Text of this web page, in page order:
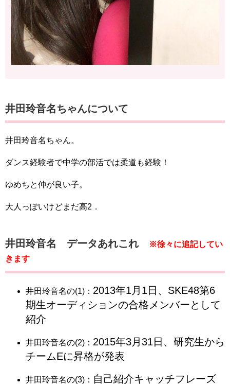
井田玲音名ちゃんについて
井田玲音名ちゃん。
ダンス経験者で中学の部活では柔道も経験！
ゆめちと仲が良い子。
大人っぽいけどまだ高2．
井田玲音名 データあれこれ
※徐々に追記してい
きます
井田玲音名の(1)： 2013年1月1日、SKE48第6
期生オーディションの合格メンバーとして
紹介
井田玲音名の(2)： 2015年3月31日、研究生から
チームEに昇格が発表
井田玲音名の(3)： 自己紹介キャッチフレーズ